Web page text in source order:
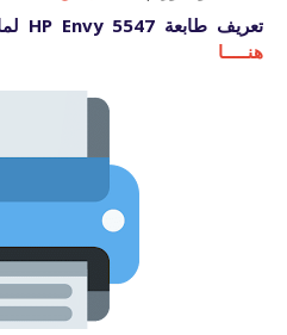
تعريف طابعة HP Envy 5547 لماكنتوش Mac OS
هنـــــا